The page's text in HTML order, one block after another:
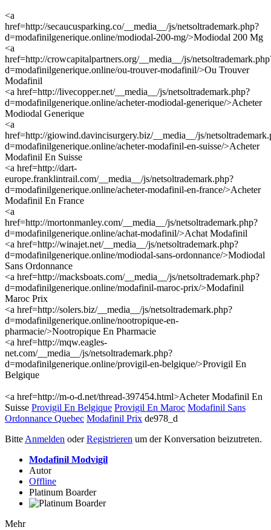
<a
href=http://secaucusparking.co/__media__/js/netsoltrademark.php?
d=modafinilgenerique.online/modiodal-200-mg/>Modiodal 200 Mg
<a
href=http://crowcapitalpartners.org/__media__/js/
d=modafinilgenerique.online/ou-trouver-modafinil/>Ou Trouver
Modafinil
<a href=http://livecopper.net/__media__/js/netsoltrademark.php?
d=modafinilgenerique.online/acheter-modiodal-generique/>Acheter
Modiodal Generique
<a
href=http://giowind.davincisurgery.biz/__media__/js/
d=modafinilgenerique.online/acheter-modafinil-en-suisse/>Acheter
Modafinil En Suisse
<a href=http://dart-
europe.franklintrail.com/__media__/js/netsoltrademark.php?
d=modafinilgenerique.online/acheter-modafinil-en-france/>Acheter
Modafinil En France
<a
href=http://mortonmanley.com/__media__/js/netsoltrademark.php?
d=modafinilgenerique.online/achat-modafinil/>Achat Modafinil
<a href=http://winajet.net/__media__/js/netsoltrademark.php?
d=modafinilgenerique.online/modiodal-sans-ordonnance/>Modiodal
Sans Ordonnance
<a href=http://macksboats.com/__media__/js/netsoltrademark.php?
d=modafinilgenerique.online/modafinil-maroc-prix/>Modafinil
Maroc Prix
<a href=http://solers.biz/__media__/js/netsoltrademark.php?
d=modafinilgenerique.online/nootropique-en-
pharmacie/>Nootropique En Pharmacie
<a href=http://mqw.eagles-
net.com/__media__/js/netsoltrademark.php?
d=modafinilgenerique.online/provigil-en-belgique/>Provigil En
Belgique
<a href=http://m-o-d.net/thread-397454.html>Acheter Modafinil En
Suisse Provigil En Belgique Provigil En Maroc Modafinil Sans
Ordonnance Quebec Modafinil Prix de978_d
Bitte Anmelden oderRegistrieren um der Konversation beizutreten.
Modafinil Modvigil
Autor
Offline
Platinum Boarder
Mehr